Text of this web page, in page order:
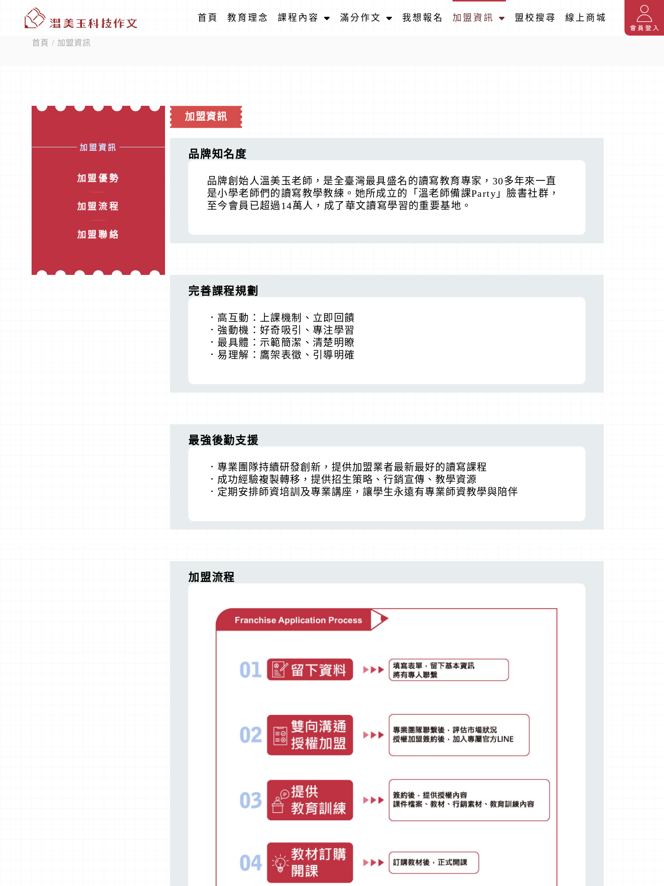
首頁 教育理念 課程內容 滿分作文 我想報名 加盟資訊 盟校搜尋 線上商城
首頁 / 加盟資訊
加盟資訊
加盟優勢
加盟流程
加盟聯絡
加盟資訊
品牌知名度
品牌創始人溫美玉老師，是全臺灣最具盛名的讀寫教育專家，30多年來一直
是小學老師們的讀寫教學教練。她所成立的「溫老師備課Party」臉書社群，
至今會員已超過14萬人，成了華文讀寫學習的重要基地。
完善課程規劃
．高互動：上課機制、立即回饋
．強動機：好奇吸引、專注學習
．最具體：示範簡潔、清楚明瞭
．易理解：鷹架表徵、引導明確
最強後勤支援
．專業團隊持續研發創新，提供加盟業者最新最好的讀寫課程
．成功經驗複製轉移，提供招生策略、行銷宣傳、教學資源
．定期安排師資培訓及專業講座，讓學生永遠有專業師資教學與陪伴
加盟流程